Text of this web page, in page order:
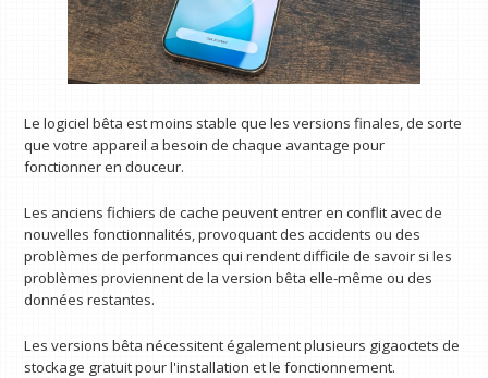
Le logiciel bêta est moins stable que les versions finales, de sorte
que votre appareil a besoin de chaque avantage pour
fonctionner en douceur.
Les anciens fichiers de cache peuvent entrer en conflit avec de
nouvelles fonctionnalités, provoquant des accidents ou des
problèmes de performances qui rendent difficile de savoir si les
problèmes proviennent de la version bêta elle-même ou des
données restantes.
Les versions bêta nécessitent également plusieurs gigaoctets de
stockage gratuit pour l'installation et le fonctionnement.